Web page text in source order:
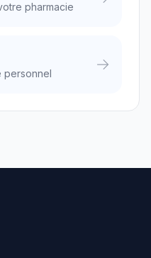
pharmacie
personnel